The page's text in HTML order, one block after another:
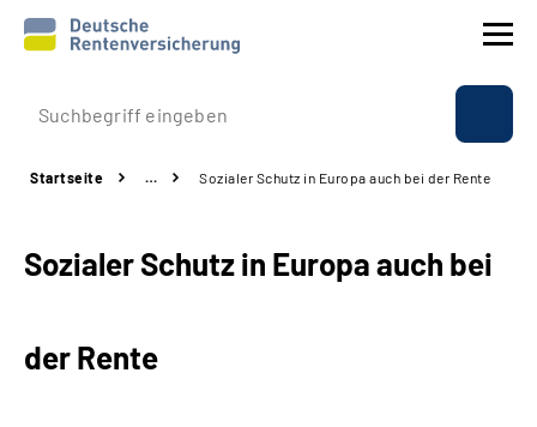
Prävention
Rente
Startseite … Sozialer Schutz in Europa auch bei der Rente
Sozialer Schutz in Europa auch bei
der Rente